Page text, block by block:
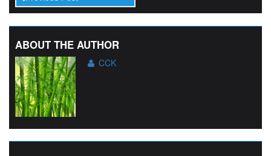
ABOUT THE AUTHOR
CCK